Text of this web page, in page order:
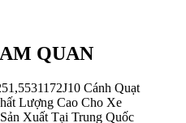
QUAN